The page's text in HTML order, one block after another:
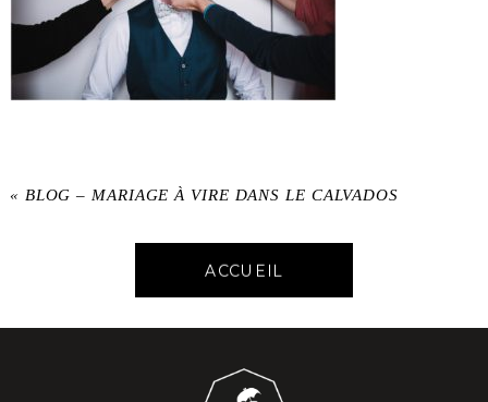
« BLOG – MARIAGE À VIRE DANS LE CALVADOS
ACCUEIL